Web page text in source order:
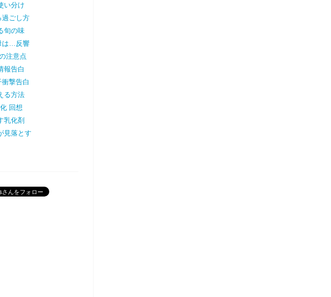
い分け
過ごし方
旬の味
は…反響
注意点
報告白
撃告白
る方法
回想
乳化剤
見落とす